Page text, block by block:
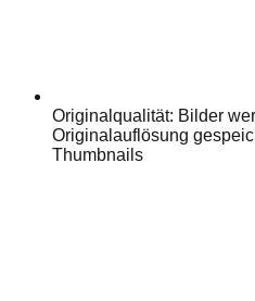
Originalqualität: Bilder
Originalauflösung
Thumbnails